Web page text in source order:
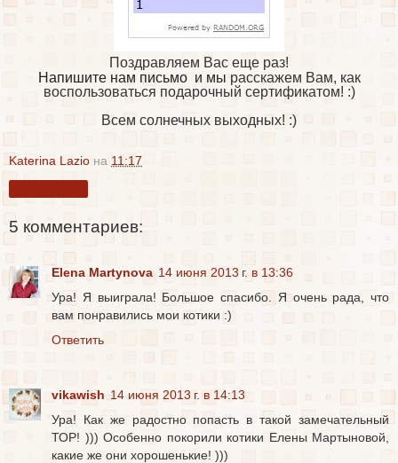
Поздравляем Вас еще раз!
Напишите нам письмо и мы расскажем Вам, как
воспользоваться подарочный сертификатом! :)
Всем солнечных выходных! :)
Katerina Lazio на 11:17
5 комментариев:
Elena Martynova 14 июня 2013 г. в 13:36
Ура! Я выиграла! Большое спасибо. Я очень рада, что
вам понравились мои котики :)
Ответить
vikawish 14 июня 2013 г. в 14:13
Ура! Как же радостно попасть в такой замечательный
ТОР! ))) Особенно покорили котики Елены Мартыновой,
какие же они хорошенькие! )))